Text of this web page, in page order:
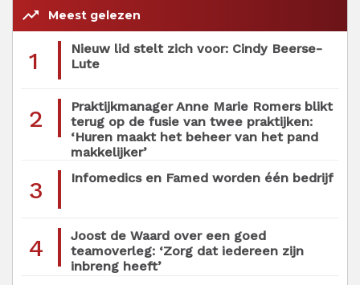
trending_up Meest gelezen
1
Nieuw lid stelt zich voor: Cindy Beerse-
Lute
2
Praktijkmanager Anne Marie Romers blikt
terug op de fusie van twee praktijken:
‘Huren maakt het beheer van het pand
makkelijker’
3 Infomedics en Famed worden één bedrijf
4
Joost de Waard over een goed
teamoverleg: ‘Zorg dat iedereen zijn
inbreng heeft’